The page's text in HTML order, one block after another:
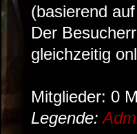
(basierend
Der
gleichzeitig
Mitglieder: 0
Legende: